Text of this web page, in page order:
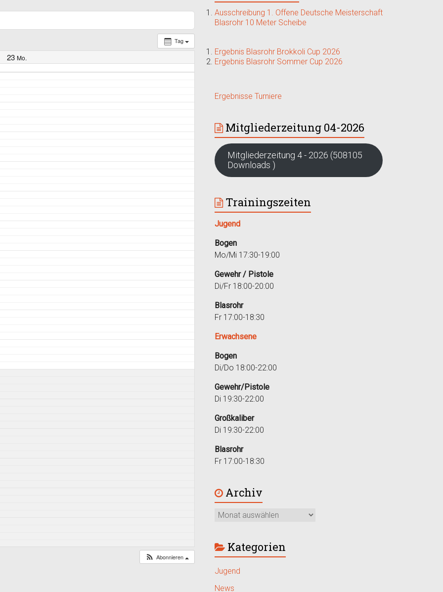
Tag
23 Mo.
Abonnieren
Ausschreibung 1. Offene Deutsche Meisterschaft
Blasrohr 10 Meter Scheibe
Ergebnis Blasrohr Brokkoli Cup 2026
Ergebnis Blasrohr Sommer Cup 2026
Ergebnisse Turniere
Mitgliederzeitung 04-2026
Mitgliederzeitung 4 - 2026 (508105
Downloads )
Trainingszeiten
Jugend
Bogen
Mo/Mi 17:30-19:00
Gewehr / Pistole
Di/Fr 18:00-20:00
Blasrohr
Fr 17:00-18:30
Erwachsene
Bogen
Di/Do 18:00-22:00
Gewehr/Pistole
Di 19:30-22:00
Großkaliber
Di 19:30-22:00
Blasrohr
Fr 17:00-18:30
Archiv
Kategorien
Jugend
News